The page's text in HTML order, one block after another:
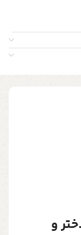
209 طرح دختر و